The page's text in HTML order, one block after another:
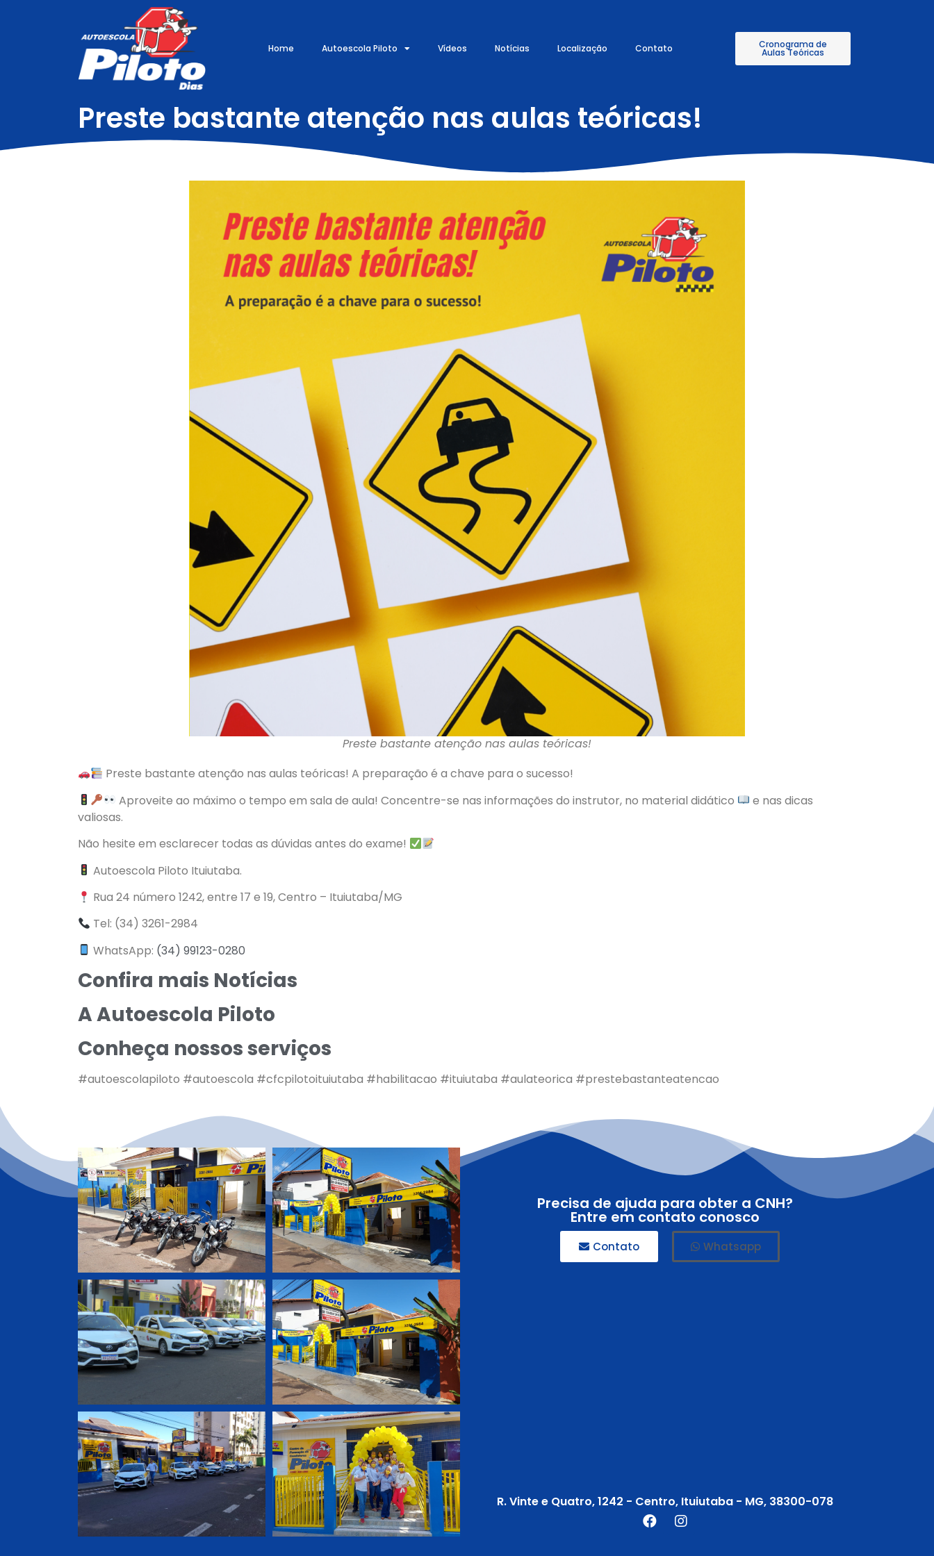
Home Autoescola Piloto Vídeos Notícias Localização Contato Cronograma de
Aulas Teóricas
Preste bastante atenção nas aulas teóricas!
Preste bastante atenção nas aulas teóricas!
Preste bastante atenção nas aulas teóricas! A preparação é a chave para o sucesso!
Aproveite ao máximo o tempo em sala de aula! Concentre-se nas informações do instrutor, no material didático
e nas dicas
valiosas.
Não hesite em esclarecer todas as dúvidas antes do exame!
Autoescola Piloto Ituiutaba.
Rua 24 número 1242, entre 17 e 19, Centro – Ituiutaba/MG
Tel: (34) 3261-2984
WhatsApp: (34) 99123-0280
Confira mais Notícias
A Autoescola Piloto
Conheça nossos serviços
#autoescolapiloto #autoescola #cfcpilotoituiutaba #habilitacao #ituiutaba #aulateorica #prestebastanteatencao
Precisa de ajuda para obter a CNH?
Entre em contato conosco
Contato Whatsapp
R. Vinte e Quatro, 1242 - Centro, Ituiutaba - MG, 38300-078